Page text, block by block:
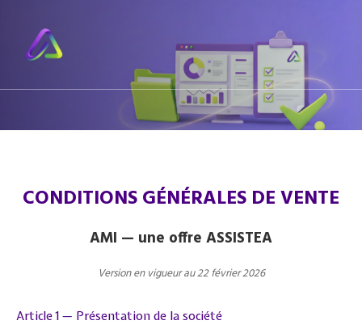
CONDITIONS GÉNÉRALES DE VENTE
AMI — une offre ASSISTEA
Version en vigueur au 22 février 2026
Article 1 — Présentation de la société